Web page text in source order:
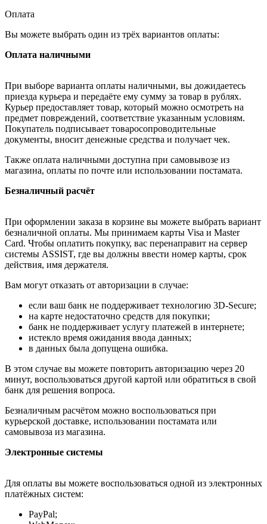
Оплата
Вы можете выбрать один из трёх вариантов оплаты:
Оплата наличными
При выборе варианта оплаты наличными, вы дожидаетесь
приезда курьера и передаёте ему сумму за товар в рублях.
Курьер предоставляет товар, который можно осмотреть на
предмет повреждений, соответствие указанным условиям.
Покупатель подписывает товаросопроводительные
документы, вносит денежные средства и получает чек.
Также оплата наличными доступна при самовывозе из
магазина, оплаты по почте или использовании постамата.
Безналичный расчёт
При оформлении заказа в корзине вы можете выбрать вариант
безналичной оплаты. Мы принимаем карты Visa и Master
Card. Чтобы оплатить покупку, вас перенаправит на сервер
системы ASSIST, где вы должны ввести номер карты, срок
действия, имя держателя.
Вам могут отказать от авторизации в случае:
если ваш банк не поддерживает технологию 3D-Secure;
на карте недостаточно средств для покупки;
банк не поддерживает услугу платежей в интернете;
истекло время ожидания ввода данных;
в данных была допущена ошибка.
В этом случае вы можете повторить авторизацию через 20
минут, воспользоваться другой картой или обратиться в свой
банк для решения вопроса.
Безналичным расчётом можно воспользоваться при
курьерской доставке, использовании постамата или
самовывоза из магазина.
Электронные системы
Для оплаты вы можете воспользоваться одной из электронных
платёжных систем:
PayPal;